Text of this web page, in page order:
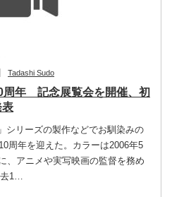
Tadashi Sudo
周年 記念展覧会を開催、初
表
シリーズの製作などでお馴染みの
周年を迎えた。カラーは2006年5
、アニメや実写映画の監督を務め
去1…